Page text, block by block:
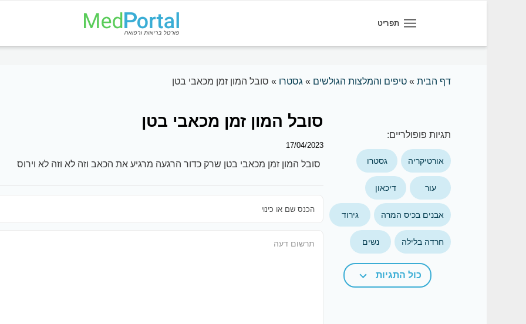
תפריט
דף הבית» טיפים והמלצות הגולשים » גסטרו » סובל המון זמן מכאבי בטן
תגיות פופולריים:
אורטיקריה גסטרו
עור דיכאון
אבנים בכיס המרה גירוד
חרדה בלילה נשים
כול התגיות
סובל המון זמן מכאבי בטן
17/04/2023
סובל המון זמן מכאבי בטן שרק כדור הרגעה מרגיע את הכאב וזה לא וזה לא וירוס